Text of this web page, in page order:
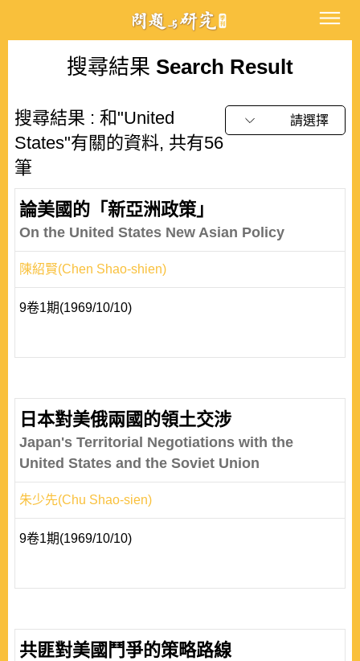
搜尋結果 Search Result
搜尋結果 : 和"United
States"有關的資料, 共有56
筆
請選擇
論美國的「新亞洲政策」
On the United States New Asian Policy
陳紹賢(Chen Shao-shien)
9卷1期(1969/10/10)
日本對美俄兩國的領土交涉
Japan's Territorial Negotiations with the
United States and the Soviet Union
朱少先(Chu Shao-sien)
9卷1期(1969/10/10)
共匪對美國鬥爭的策略路線